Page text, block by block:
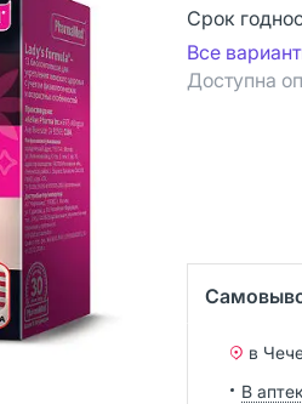
Срок
Все
Доступна
в
В